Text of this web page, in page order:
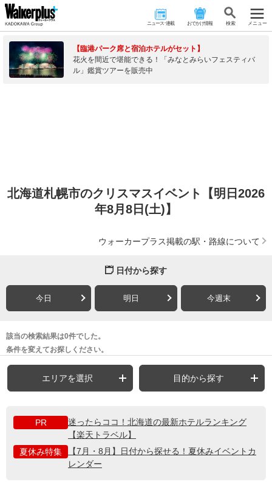
ニュース･連載 おでかけ情報 検 索 メニュー
【臨港パーク席と宿泊ホテルがセット】
花火を間近で堪能できる！「みなとみらいフェスティバ
ル」鑑賞ツアーを販売中
北海道札幌市のクリスマスイベント【明日2026
年8月8日(土)】
ウォーカープラス掲載の駅・路線について
日付から探す
今日 明日 今週末
該当の検索結果は0件でした。
条件を変えてお探しください。
エリアを選択 目的から探す
PR
迷ったらココ！北海道の最新ホテルランキング
【楽天トラベル】
夏休み特集
【7月・8月】日付から探せる！夏休みイベントカ
レンダー